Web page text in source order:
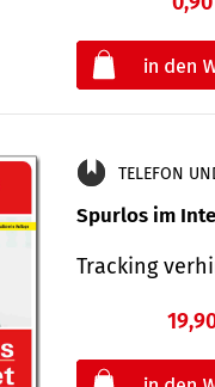
TELEFON
Spurlos im
Tracking